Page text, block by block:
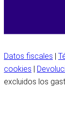
Datos fiscales
cookies
excluidos los